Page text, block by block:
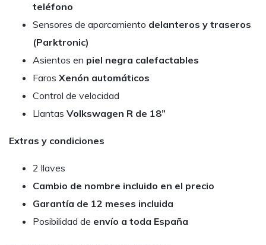
teléfono
Sensores de aparcamiento delanteros y traseros
(Parktronic)
Asientos en piel negra calefactables
Faros Xenón automáticos
Control de velocidad
Llantas Volkswagen R de 18”
Extras y condiciones
2 llaves
Cambio de nombre incluido en el precio
Garantía de 12 meses incluida
Posibilidad de envío a toda España